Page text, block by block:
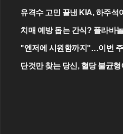
유격수 고민 끝낸 KIA, 하주석
치매 예방 돕는 간식? 플라바
"엔저에 시원함까지"…이번 주
단것만 찾는 당신, 혈당 불균